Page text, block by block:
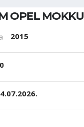
OPEL MOKKU
2015